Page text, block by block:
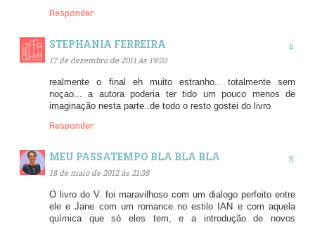
Responder
STEPHANIA FERREIRA
17 de dezembro de 2011 às 19:20
realmente o final eh muito estranho.. totalmente sem
noçao... a autora poderia ter tido um pouco menos de
imaginação nesta parte..de todo o resto gostei do livro
Responder
MEU PASSATEMPO BLA BLA BLA
18 de maio de 2012 às 21:38
O livro do V. foi maravilhoso com um dialogo perfeito entre
ele e Jane com um romance no estilo IAN e com aquela
química que só eles tem, e a introdução de novos